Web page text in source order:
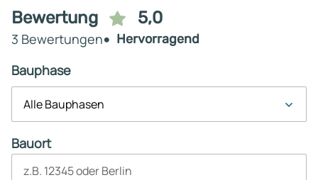
Bewertung 5,0
3 Bewertungen Hervorragend
Bauphase
Alle Bauphasen
Bauort
z.B. 12345 oder Berlin